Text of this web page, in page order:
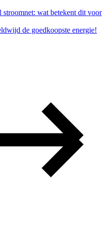
stroomnet: wat betekent dit voor
de goedkoopste energie!